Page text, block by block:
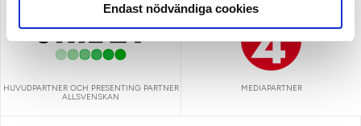
Endast nödvändiga cookies
HUVUDPARTNER OCH PRESENTING PARTNER
ALLSVENSKAN
MEDIAPARTNER